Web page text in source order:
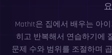
MathIt은 집에서 배우는 아
히고 반복해서 연습하기에
문제 수와 범위를 조절하며